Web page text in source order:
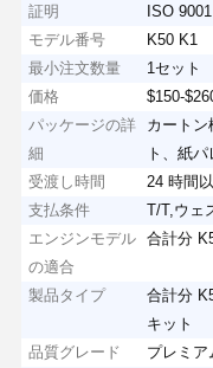
証明
ISO 9001
モデル番号
K50 K1
最小注文数量
1セット
価格
$150-
パッケージの詳
細
カートン
ト、紙パ
受渡し時間
24 時間
支払条件
T/T,ウェ
エンジンモデル
の適合
合計分
製品タイプ
合計分
キット
品質グレード
プレミ